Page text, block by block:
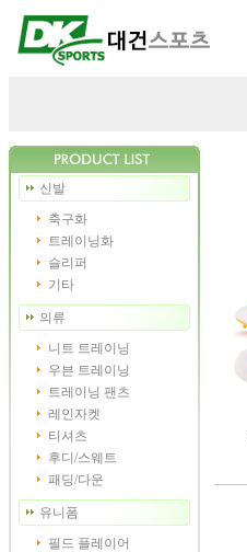
신발
축구화
트레이닝화
슬리퍼
기타
의류
니트 트레이닝
우븐 트레이닝
트레이닝 팬츠
레인자켓
티셔츠
후디/스웨트
패딩/다운
유니폼
필드 플레이어